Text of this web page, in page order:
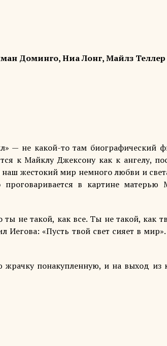
Доминго, Ниа Лонг, Майлз Теллер
— не какой-то там биографический
к Майклу Джексону как к ангелу,
жестокий мир немного любви и
в картине матерью
не такой, как все. Ты не такой, как
Иегова: «Пусть твой свет сияет в
понакупленную, и на выход из